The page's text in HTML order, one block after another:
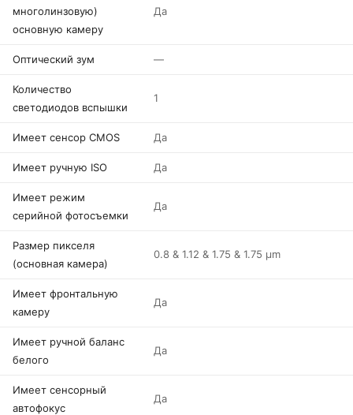
многолинзовую)
основную камеру
Да
Оптический зум —
Количество
светодиодов вспышки
1
Имеет сенсор CMOS Да
Имеет ручную ISO Да
Имеет режим
серийной фотосъемки
Да
Размер пикселя
(основная камера)
0.8 & 1.12 & 1.75 & 1.75 µm
Имеет фронтальную
камеру
Да
Имеет ручной баланс
белого
Да
Имеет сенсорный
автофокус
Да